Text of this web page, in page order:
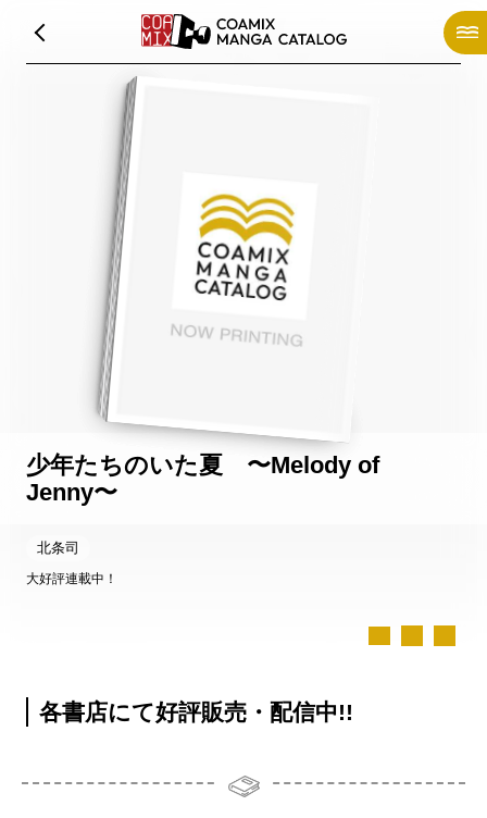
少年たちのいた夏 〜Melody of
Jenny〜
北条司
大好評連載中！
各書店にて好評販売・配信中!!